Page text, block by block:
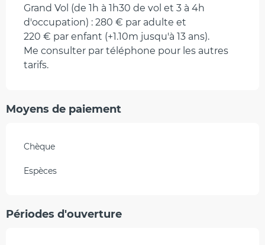
Grand Vol (de 1h à 1h30 de vol et 3 à 4h
d'occupation) : 280 € par adulte et
220 € par enfant (+1.10m jusqu'à 13 ans).
Me consulter par téléphone pour les autres
tarifs.
Moyens de paiement
Chèque
Espèces
Périodes d'ouverture